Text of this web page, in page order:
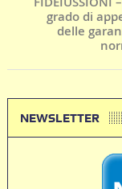
grado di
delle
NEWSLETTER